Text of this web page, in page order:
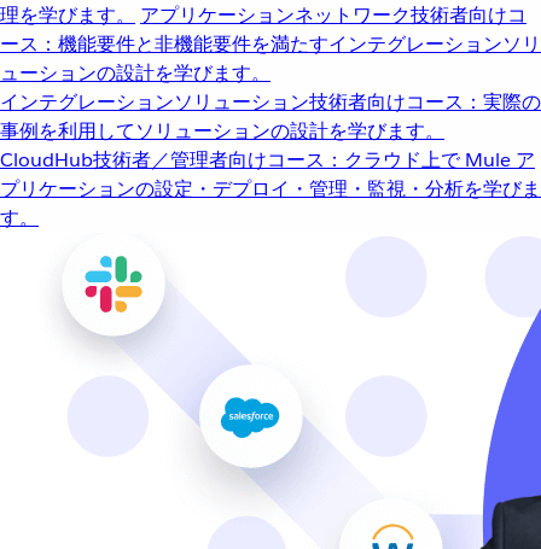
理を学びます。
アプリケーションネットワーク技術者向けコ
ース：機能要件と非機能要件を満たすインテグレーションソリ
ューションの設計を学びます。
インテグレーションソリューション技術者向けコース：実際の
事例を利用してソリューションの設計を学びます。
CloudHub技術者／管理者向けコース：クラウド上で Mule ア
プリケーションの設定・デプロイ・管理・監視・分析を学びま
す。